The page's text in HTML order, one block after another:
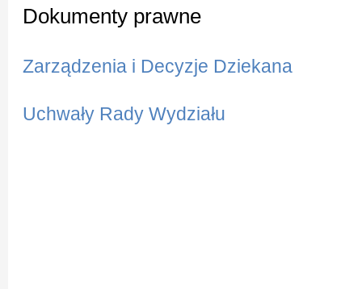
Dokumenty prawne
Zarządzenia i Decyzje Dziekana
Uchwały Rady Wydziału